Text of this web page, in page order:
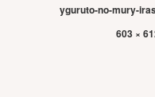
yguruto-no-mury-
603 ×